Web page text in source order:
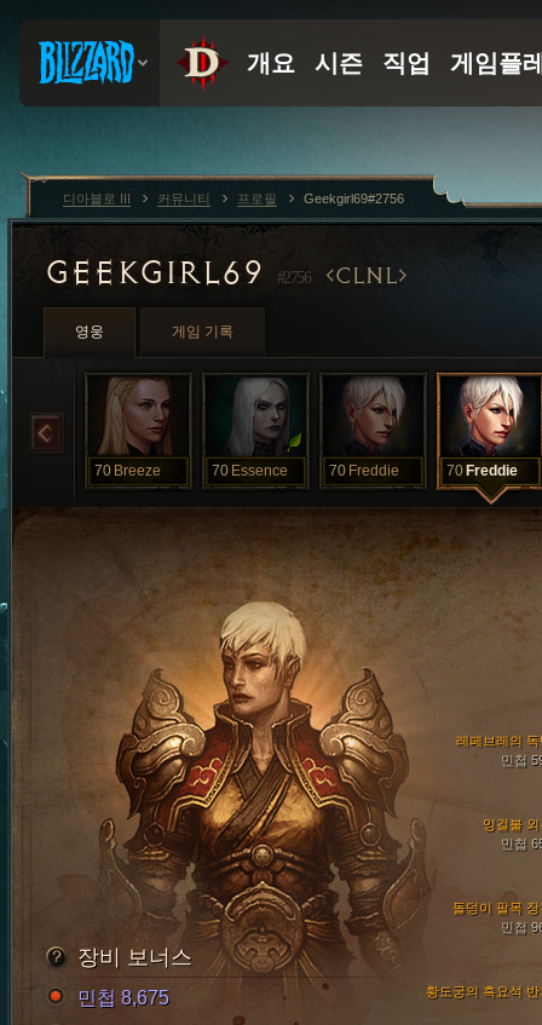
GEEKGIRL69 #2756 CLNL
영웅 게임 기록
70 Breeze 70 Essence 70 Freddie 70 Freddie
잉걸불 외
민첩
돌덩이 팔목 장
민첩
레페브레의 독
민첩
황도궁의 흑요석 반
장비 보너스
민첩 8,675
디아블로 III 커뮤니티 프로필 Geekgirl69#2756